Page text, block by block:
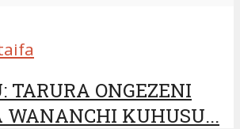
TARURA ONGEZENI
WANANCHI KUHUSU...